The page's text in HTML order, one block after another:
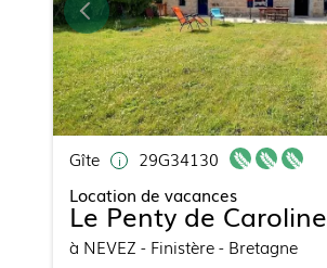
Gîte
29G34130
Location de vacances
Le Penty de Caroline
à NEVEZ - Finistère - Bretagne